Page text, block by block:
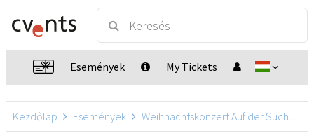
Események My Tickets
Kezdőlap Események Weihnachtskonzert Auf der Suche nach der Krippe